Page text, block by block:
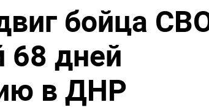
бойца
68 дней
в ДНР